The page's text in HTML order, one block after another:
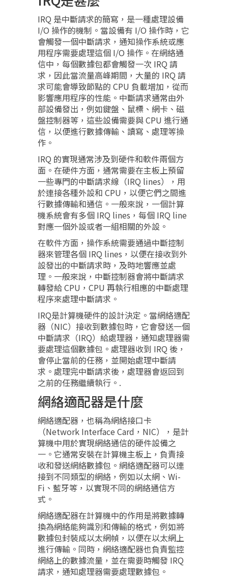
IRQ 是中斷請求的簡寫，是一種處理設備
I/O 操作的機制。當設備有 I/O 操作時，它
會觸發一個中斷請求，通知操作系統或應
用程序需要處理這個 I/O 操作。在網絡通
信中，每個數據包都會觸發一次 IRQ 請
求，因此當流量高峰期間，大量的 IRQ 請
求可能會導致節點的 CPU 負載增加，從而
影響應用程序的性能。中斷請求通常由外
部設備發出，例如鍵盤、鼠標、網卡、磁
盤控制器等，這些設備需要與 CPU 進行通
信，以便進行數據傳輸、讀寫、處理等操
作。
IRQ 的實現通常涉及到硬件和軟件兩個方
面。在硬件方面，通常需要在主板上預留
一些專門的中斷請求線（IRQ lines），用
於連接各種外設和 CPU，以便它們之間進
行數據傳輸和通信。一般來說，一個計算
機系統會有多個 IRQ lines，每個 IRQ line
對應一個外設或者一組相關的外設。
在軟件方面，操作系統需要通過中斷控制
器來管理各個 IRQ lines，以便在接收到外
設發出的中斷請求時，及時地響應並處
理。一般來說，中斷控制器會將中斷請求
轉發給 CPU，CPU 再執行相應的中斷處理
程序來處理中斷請求。
IRQ是計算機硬件的設計決定。當網絡適配
器（NIC）接收到數據包時，它會發送一個
中斷請求（IRQ）給處理器，通知處理器需
要處理這個數據包。處理器收到 IRQ 後，
會停止當前的任務，並開始處理中斷請
求。處理完中斷請求後，處理器會返回到
之前的任務繼續執行。.
網絡適配器是什麼
網絡適配器，也稱為網絡接口卡
（Network Interface Card，NIC），是計
算機中用於實現網絡通信的硬件設備之
一。它通常安裝在計算機主板上，負責接
收和發送網絡數據包。網絡適配器可以連
接到不同類型的網絡，例如以太網、Wi-
Fi、藍牙等，以實現不同的網絡通信方
式。
網絡適配器在計算機中的作用是將數據轉
換為網絡能夠識別和傳輸的格式，例如將
數據包封裝成以太網幀，以便在以太網上
進行傳輸。同時，網絡適配器也負責監控
網絡上的數據流量，並在需要時觸發 IRQ
請求，通知處理器需要處理數據包。